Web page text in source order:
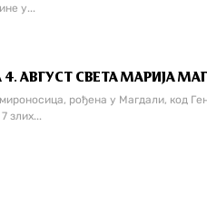
у...
АВГУСТ СВЕТА МАРИЈА
рођена у Магдали, код
злих...